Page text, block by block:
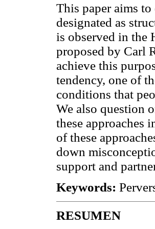
This paper aims
designated as
is observed in the
proposed by Carl
achieve this
tendency, one of
conditions that
We also question
these approaches
of these
down
support and
Keywords:
RESUMEN